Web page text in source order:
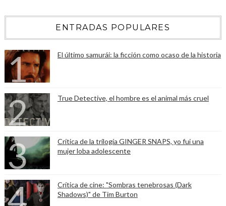
ENTRADAS POPULARES
El último samurái: la ficción como ocaso de la historia
True Detective, el hombre es el animal más cruel
Crítica de la trilogía GINGER SNAPS, yo fui una
mujer loba adolescente
Crítica de cine: "Sombras tenebrosas (Dark
Shadows)" de Tim Burton